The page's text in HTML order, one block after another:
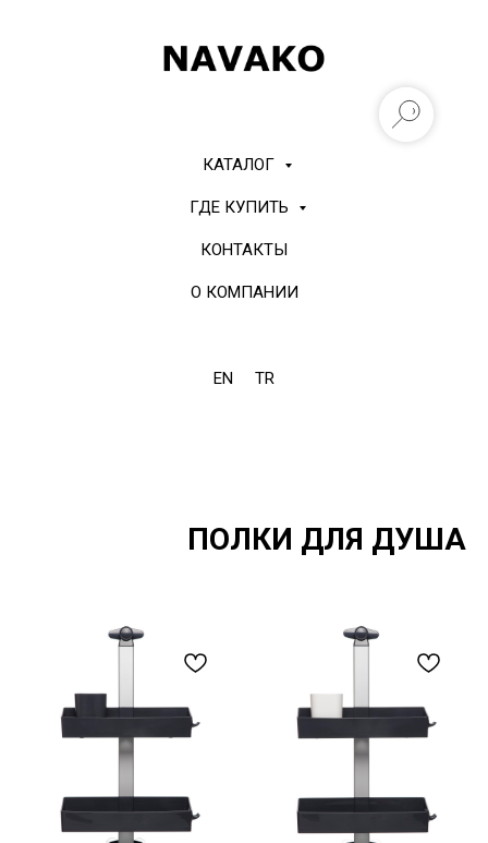
КАТАЛОГ
ГДЕ КУПИТЬ
КОНТАКТЫ
О КОМПАНИИ
EN TR
ПОЛКИ ДЛЯ ДУША